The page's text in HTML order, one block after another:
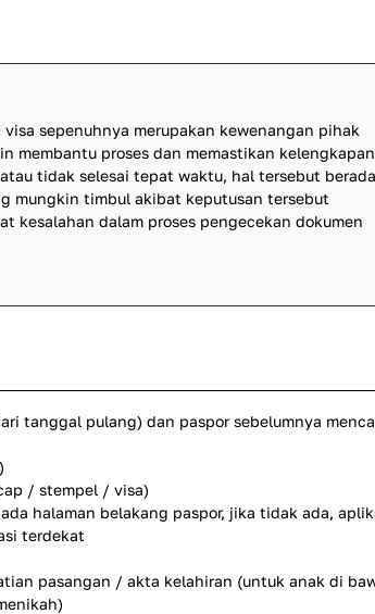
sepenuhnya merupakan kewenangan pihak
membantu proses dan memastikan kelengkapan
tidak selesai tepat waktu, hal tersebut berada
mungkin timbul akibat keputusan tersebut
kesalahan dalam proses pengecekan dokumen
tanggal pulang) dan paspor sebelumnya
/ stempel / visa)
halaman belakang paspor, jika tidak ada,
terdekat
pasangan / akta kelahiran (untuk anak di